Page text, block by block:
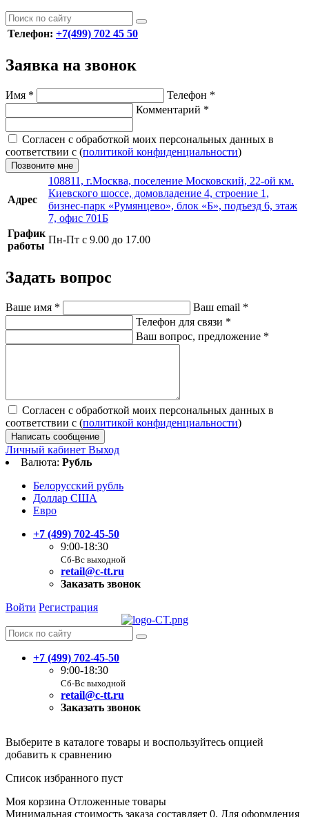
Телефон: +7(499) 702 45 50
Заявка на звонок
Имя * Телефон *
Комментарий *
Согласен с обработкой моих персональных данных в
соответствии с (политикой конфиденциальности)
Позвоните мне
Адрес
108811, г.Москва, поселение Московский, 22-ой км.
Киевского шоссе, домовладение 4, строение 1,
бизнес-парк «Румянцево», блок «Б», подъезд 6, этаж
7, офис 701Б
График
работы
Пн-Пт с 9.00 до 17.00
Задать вопрос
Ваше имя * Ваш email *
Телефон для связи *
Ваш вопрос, предложение *
Согласен с обработкой моих персональных данных в
соответствии с (политикой конфиденциальности)
Написать сообщение
Личный кабинет Выход
Валюта: Рубль
Белорусский рубль
Доллар США
Евро
+7 (499) 702-45-50
9:00-18:30
Сб-Вс выходной
retail@c-tt.ru
Заказать звонок
Войти Регистрация
+7 (499) 702-45-50
9:00-18:30
Сб-Вс выходной
retail@c-tt.ru
Заказать звонок
Выберите в каталоге товары и воспользуйтесь опцией
добавить к сравнению
Список избранного пуст
Моя корзина Отложенные товары
Минимальная стоимость заказа составляет 0. Для оформления